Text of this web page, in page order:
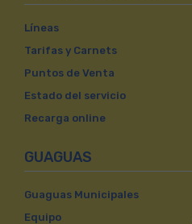
Líneas
Tarifas y Carnets
Puntos de Venta
Estado del servicio
Recarga online
GUAGUAS
Guaguas Municipales
Equipo